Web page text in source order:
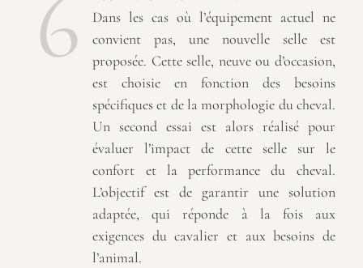
6
Dans les cas où l’équipement actuel ne
convient pas, une nouvelle selle est
proposée. Cette selle, neuve ou d’occasion,
est choisie en fonction des besoins
spécifiques et de la morphologie du cheval.
Un second essai est alors réalisé pour
évaluer l’impact de cette selle sur le
confort et la performance du cheval.
L’objectif est de garantir une solution
adaptée, qui réponde à la fois aux
exigences du cavalier et aux besoins de
l’animal.